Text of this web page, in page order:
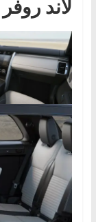
لاند